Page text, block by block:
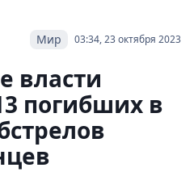
03:34, 23 октября 2023
Мир
власти
погибших в